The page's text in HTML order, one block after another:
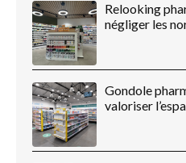
Relooking
négliger les
Gondole
valoriser